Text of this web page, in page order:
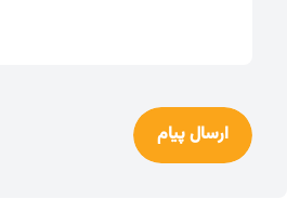
ارسال پیام